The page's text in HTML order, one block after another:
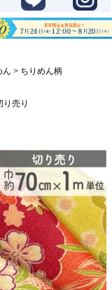
ん
ちりめん柄
り売り